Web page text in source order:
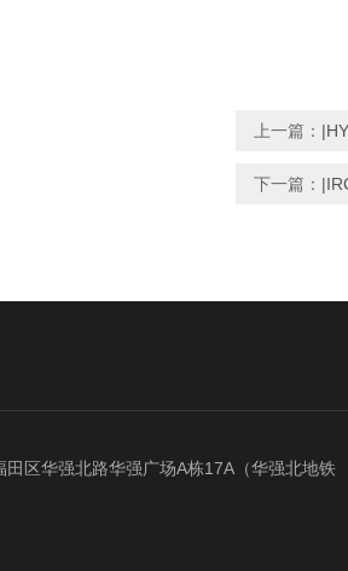
上一篇：
下一篇：
田区华强北路华强广场A栋17A（华强北地铁